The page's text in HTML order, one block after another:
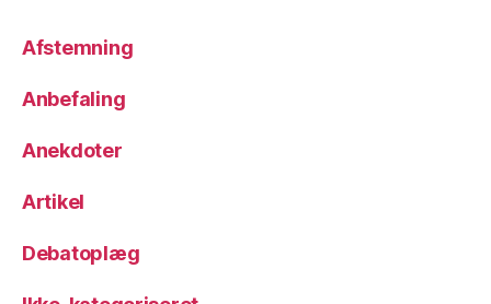
Afstemning
Anbefaling
Anekdoter
Artikel
Debatoplæg